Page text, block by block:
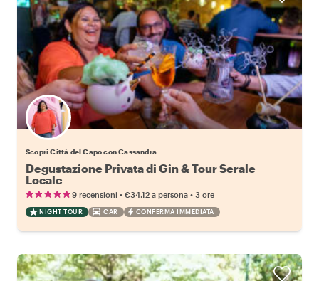
Scopri Città del Capo con Cassandra
Degustazione Privata di Gin & Tour Serale
Locale
9 recensioni • €34.12 a persona • 3 ore
NIGHT TOUR CAR CONFERMA IMMEDIATA